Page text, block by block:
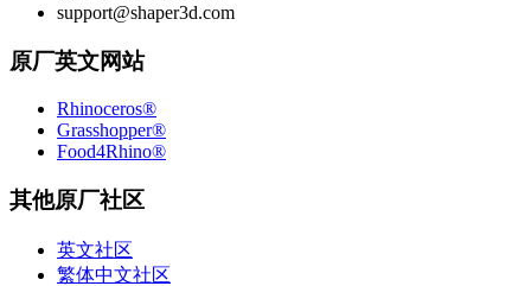
support@shaper3d.com
原厂英文网站
Rhinoceros®
Grasshopper®
Food4Rhino®
其他原厂社区
英文社区
繁体中文社区